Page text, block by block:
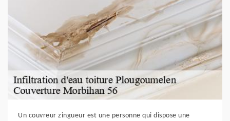
Un couvreur zingueur est une personne qui dispose une